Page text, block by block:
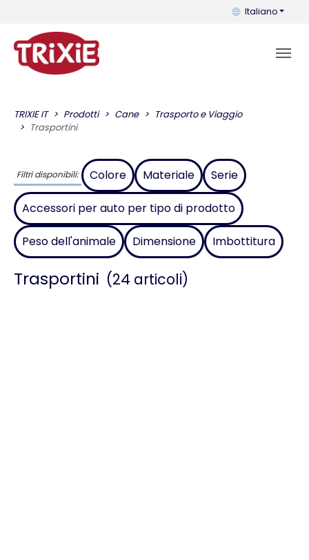
Puoi cambiare
Italiano
TRIXIE IT Prodotti Cane
Trasporto e Viaggio
Trasportini
Filtri disponibili: Colore Materiale Serie
Accessori per auto per tipo di prodotto
Peso dell'animale Dimensione Imbottitura
Trasportini (24 articoli)